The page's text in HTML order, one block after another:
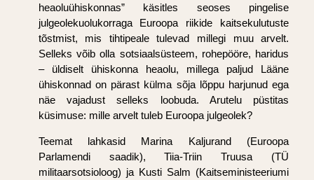
heaoluühiskonnas” käsitles seoses pingelise
julgeolekuolukorraga Euroopa riikide kaitsekulutuste
tõstmist, mis tihtipeale tulevad millegi muu arvelt.
Selleks võib olla sotsiaalsüsteem, rohepööre, haridus
– üldiselt ühiskonna heaolu, millega paljud Lääne
ühiskonnad on pärast külma sõja lõppu harjunud ega
näe vajadust selleks loobuda. Arutelu püstitas
küsimuse: mille arvelt tuleb Euroopa julgeolek?
Teemat lahkasid Marina Kaljurand (Euroopa
Parlamendi saadik), Tiia-Triin Truusa (TÜ
militaarsotsioloog) ja Kusti Salm (Kaitseministeeriumi